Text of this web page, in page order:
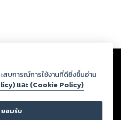
ว็บไซต์และปรากฏว่าละเมิดสิทธิใน
ดต่อกฎหมายและศีลธรรม ดังนั้น ผู้อ่าน
กรองด้วยตนเอง และหากท่านพบว่าส่วน
กรุณาแจ้งมายังบริษัท เพื่อทีมงานจะได้
กขอสงวนลิขสิทธิ์ตามพระราชบัญญัติ
สบการณ์การใช้งานที่ดียิ่งขึ้นอ่าน
และ (Cookie Policy)
ยอมรับ